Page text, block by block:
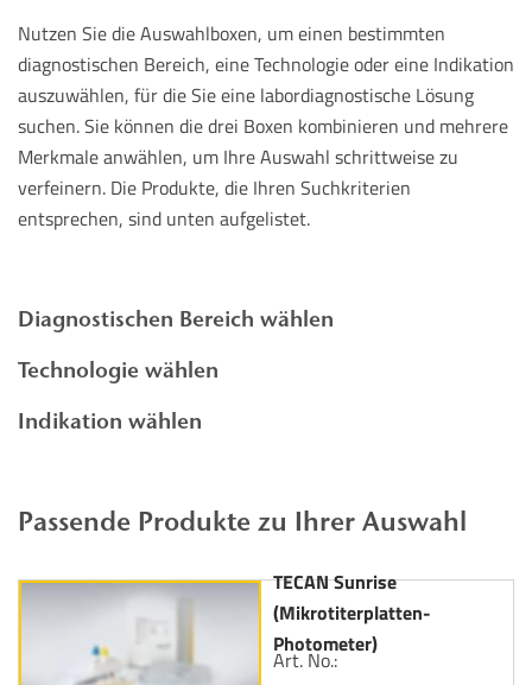
Nutzen Sie die Auswahlboxen, um einen bestimmten
diagnostischen Bereich, eine Technologie oder eine Indikation
auszuwählen, für die Sie eine labordiagnostische Lösung
suchen. Sie können die drei Boxen kombinieren und mehrere
Merkmale anwählen, um Ihre Auswahl schrittweise zu
verfeinern. Die Produkte, die Ihren Suchkriterien
entsprechen, sind unten aufgelistet.
Diagnostischen Bereich wählen
Technologie wählen
Indikation wählen
Passende Produkte zu Ihrer Auswahl
TECAN Sunrise
(Mikrotiterplatten-
Photometer)
Art. No.: